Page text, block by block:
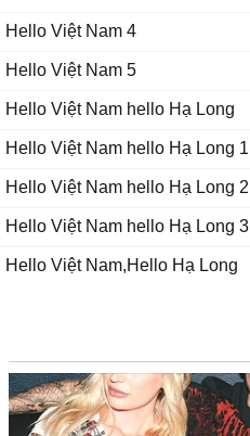
Hello Việt Nam 4
Hello Việt Nam 5
Hello Việt Nam hello Hạ Long
Hello Việt Nam hello Hạ Long 1
Hello Việt Nam hello Hạ Long 2
Hello Việt Nam hello Hạ Long 3
Hello Việt Nam,Hello Hạ Long